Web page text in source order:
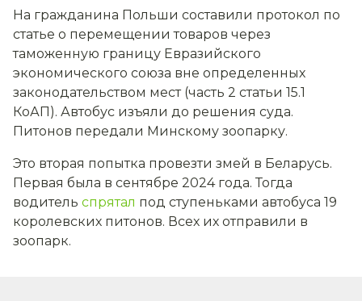
На гражданина Польши составили протокол по
статье о перемещении товаров через
таможенную границу Евразийского
экономического союза вне определенных
законодательством мест (часть 2 статьи 15.1
КоАП). Автобус изъяли до решения суда.
Питонов передали Минскому зоопарку.
Это вторая попытка провезти змей в Беларусь.
Первая была в сентябре 2024 года. Тогда
водитель спрятал под ступеньками автобуса 19
королевских питонов. Всех их отправили в
зоопарк.